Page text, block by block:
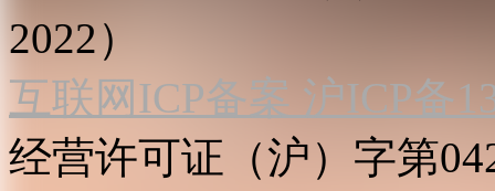
2022）
互联网ICP备案 沪ICP备
经营许可证（沪）字第